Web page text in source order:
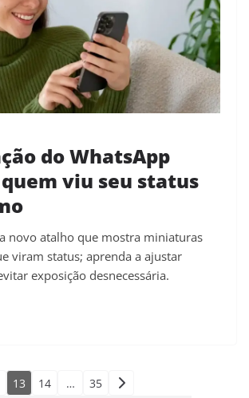
do WhatsApp
viu seu status
novo atalho que mostra miniaturas
viram status; aprenda a ajustar
exposição desnecessária.
13 14 … 35